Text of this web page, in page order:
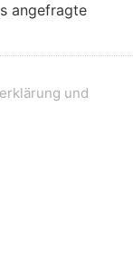
angefragte
und